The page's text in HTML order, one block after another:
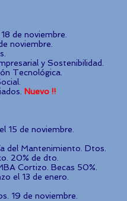
de noviembre.
noviembre.
y Sostenibilidad.
Tecnológica.​
Nuevo !!
15 de noviembre.
del Mantenimiento. Dtos.
20% de dto.
Cortizo. Becas 50%.
el 13 de enero.
19 de noviembre.